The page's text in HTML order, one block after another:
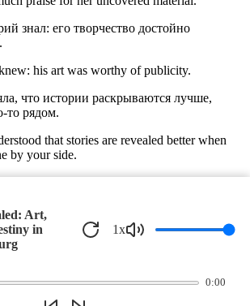
Art,
in
1x
0:00
знал: его творчество достойно
his art was worthy of publicity.
что истории раскрываются лучше,
то рядом.
that stories are revealed better when
by your side.
became a time of change and new